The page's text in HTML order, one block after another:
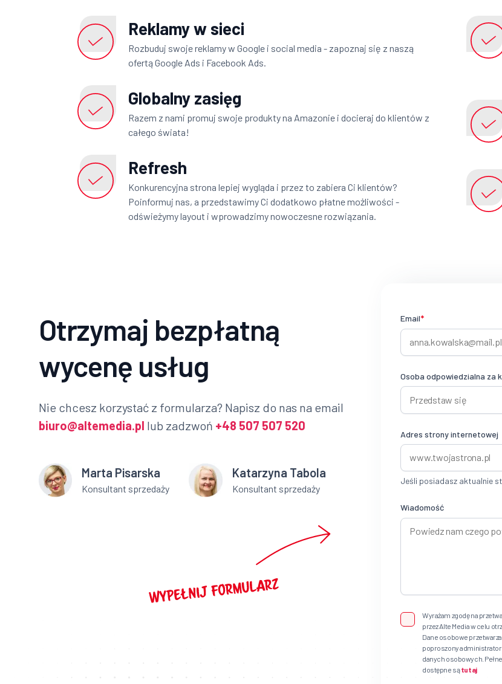
Reklamy w sieci
Rozbuduj swoje reklamy w Google i social media - zapoznaj się z naszą
ofertą Google Ads i Facebook Ads.
Globalny zasięg
Razem z nami promuj swoje produkty na Amazonie i docieraj do klientów z
całego świata!
Refresh
Konkurencyjna strona lepiej wygląda i przez to zabiera Ci klientów?
Poinformuj nas, a przedstawimy Ci dodatkowo płatne możliwości -
odświeżymy layout i wprowadzimy nowoczesne rozwiązania.
Otrzymaj bezpłatną
wycenę usług
Nie chcesz korzystać z formularza? Napisz do nas na email
biuro@altemedia.pl lub zadzwoń +48 507 507 520
Marta Pisarska
Konsultant sprzedaży
Katarzyna Tabola
Konsultant sprzedaży
Email*
Osoba odpowiedzialna za
Adres strony internetowej
Jeśli posiadasz aktualnie
Wiadomość
Wyrażam zgodę na
przez Alte Media w celu
Dane osobowe
poproszony administrator
danych osobowych.
dostępne sątutaj